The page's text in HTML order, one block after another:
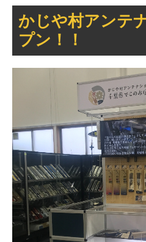
会社案内地図
取り扱い商品
サッシ 玄関リフォーム
水廻りリフォーム
外構 エクステリア リフォ
太陽光発電システム工事
オール電化工事
屋根工事 外壁工事
かじや村アンテ
プン！！